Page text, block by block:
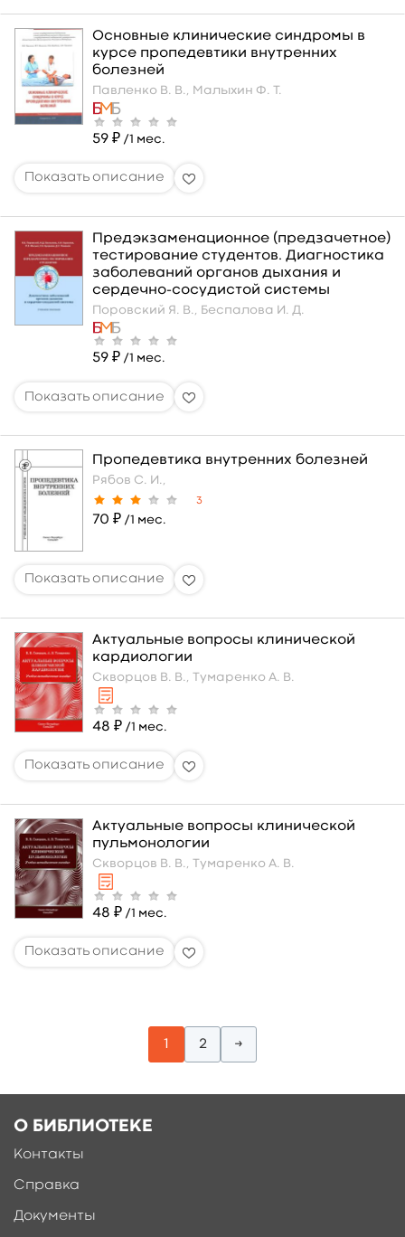
Основные клинические синдромы в
курсе пропедевтики внутренних
болезней
Павленко В. В., Малыхин Ф. Т.
59 ₽ /1 мес.
Предэкзаменационное (предзачетное)
тестирование студентов. Диагностика
заболеваний органов дыхания и
сердечно-сосудистой системы
Поровский Я. В., Беспалова И. Д.
59 ₽ /1 мес.
Пропедевтика внутренних болезней
Рябов С. И.,
3
70 ₽ /1 мес.
Актуальные вопросы клинической
кардиологии
Скворцов В. В., Тумаренко А. В.
48 ₽ /1 мес.
Актуальные вопросы клинической
пульмонологии
Скворцов В. В., Тумаренко А. В.
48 ₽ /1 мес.
2 →
О БИБЛИОТЕКЕ
Контакты
Справка
Документы